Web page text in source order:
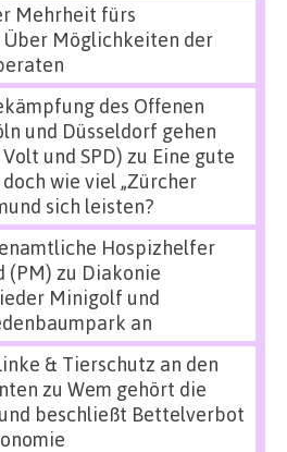
Mehrheit fürs
Möglichkeiten der
des Offenen
und Düsseldorf gehen
und SPD) zu Eine gute
wie viel „Zürcher
sich leisten?
Hospizhelfer
(PM) zu Diakonie
Minigolf und
an
& Tierschutz an den
zu Wem gehört die
beschließt Bettelverbot